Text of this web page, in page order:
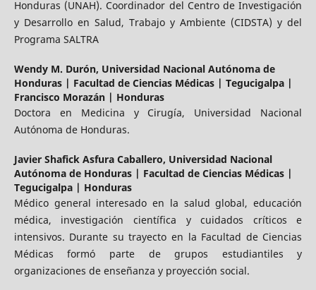
Honduras (UNAH). Coordinador del Centro de Investigación
y Desarrollo en Salud, Trabajo y Ambiente (CIDSTA) y del
Programa SALTRA
Wendy M. Durón, Universidad Nacional Autónoma de
Honduras | Facultad de Ciencias Médicas | Tegucigalpa |
Francisco Morazán | Honduras
Doctora en Medicina y Cirugía, Universidad Nacional
Autónoma de Honduras.
Javier Shafick Asfura Caballero, Universidad Nacional
Autónoma de Honduras | Facultad de Ciencias Médicas |
Tegucigalpa | Honduras
Médico general interesado en la salud global, educación
médica, investigación científica y cuidados críticos e
intensivos. Durante su trayecto en la Facultad de Ciencias
Médicas formó parte de grupos estudiantiles y
organizaciones de enseñanza y proyección social.